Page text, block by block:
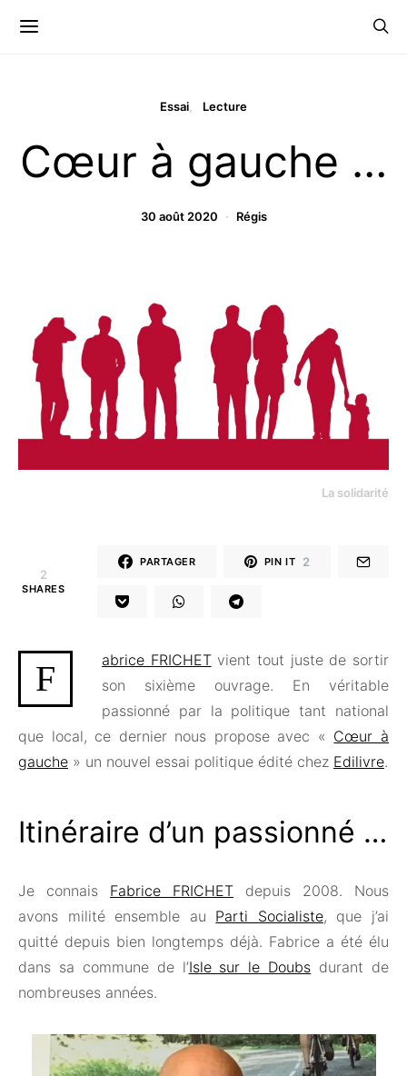
Essai Lecture
Cœur à gauche …
30 août 2020 Régis
La solidarité
2
SHARES
PARTAGER PIN IT 2
F abrice FRICHETvient tout juste de sortir
son sixième ouvrage. En véritable
passionné par la politique tant national
que local, ce dernier nous propose avec « Cœur à
gauche » un nouvel essai politique édité chez Edilivre.
Itinéraire d’un passionné …
Je connais Fabrice FRICHET depuis 2008. Nous
avons milité ensemble au Parti Socialiste, que j’ai
quitté depuis bien longtemps déjà. Fabrice a été élu
dans sa commune de l’Isle sur le Doubs durant de
nombreuses années.